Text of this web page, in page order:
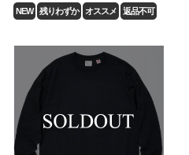
NEW 残りわずか オススメ 返品不可